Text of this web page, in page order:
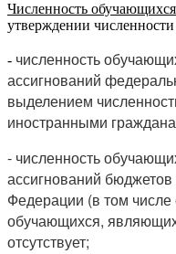
Численность обучающихся
утверждении
- численность
ассигнований
выделением
иностранными
- численность
ассигнований бюджетов
Федерации (в том
обучающихся,
отсутствует;